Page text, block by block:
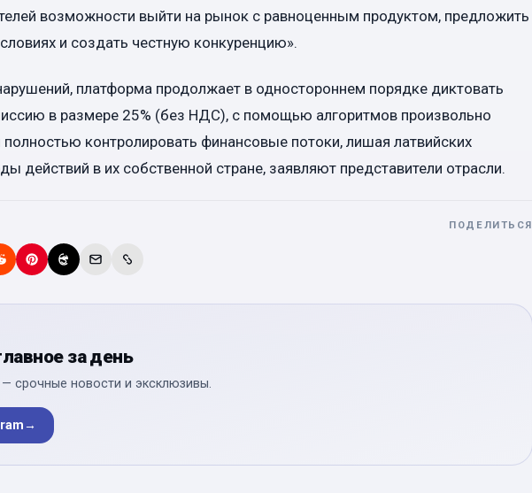
возможности выйти на рынок с равноценным продуктом, предложить
и создать честную конкуренцию».
платформа продолжает в одностороннем порядке диктовать
в размере 25% (без НДС), с помощью алгоритмов произвольно
полностью контролировать финансовые потоки, лишая латвийских
действий в их собственной стране, заявляют представители отрасли.
ПОДЕЛИТЬСЯ
за день
— срочные новости и эксклюзивы.
→